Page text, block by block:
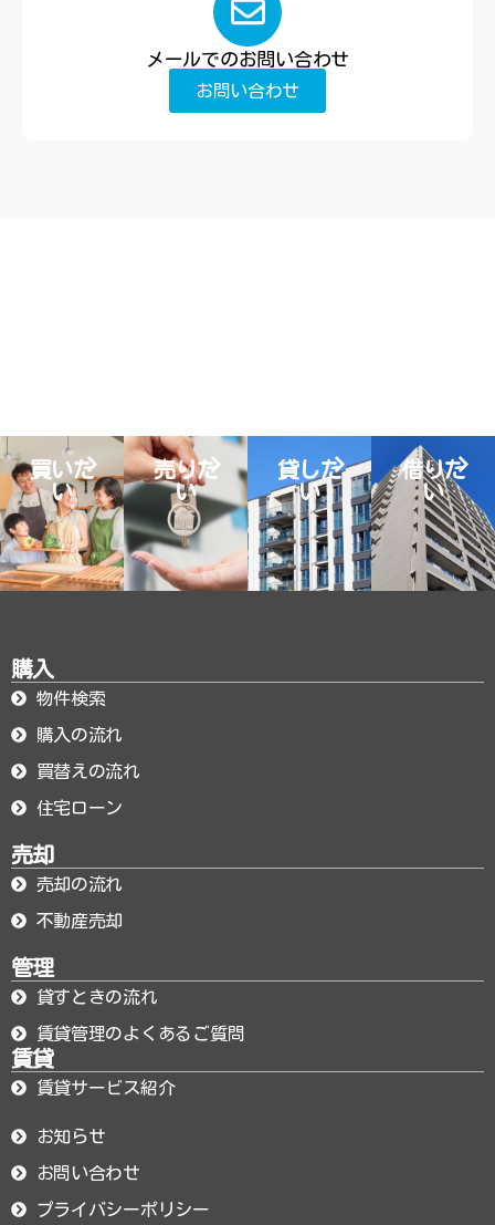
メールでのお問い合わせ
お問い合わせ
買いた
い
売りた
い
貸した
い
借りた
い
購入
物件検索
購入の流れ
買替えの流れ
住宅ローン
売却
売却の流れ
不動産売却
管理
貸すときの流れ
賃貸管理のよくあるご質問
賃貸
賃貸サービス紹介
お知らせ
お問い合わせ
プライバシーポリシー